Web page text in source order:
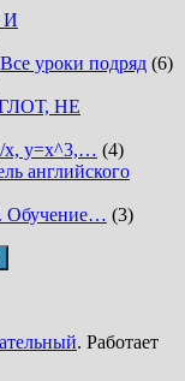
И
уроки подряд (6)
НЕ
x, y=x^3,… (4)
английского
Обучение… (3)
. Работает